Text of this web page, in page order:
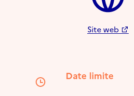
Site web
Date limite